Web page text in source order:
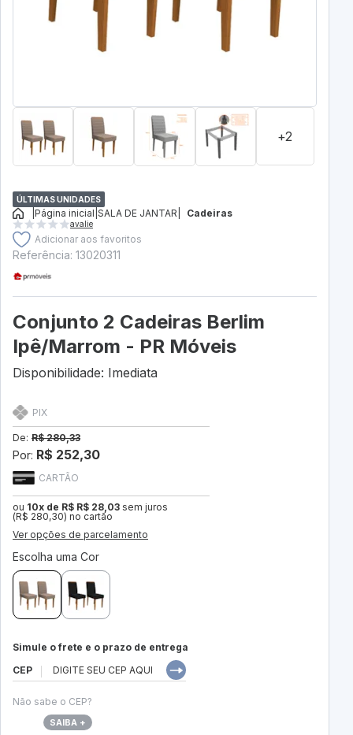
+2
ÚLTIMAS UNIDADES
Página inicial SALA DE JANTAR Cadeiras
avalie
Adicionar aos favoritos
Referência: 13020311
Conjunto 2 Cadeiras Berlim
Ipê/Marrom - PR Móveis
Disponibilidade: Imediata
CARTÃO
ou 10x de R$ R$ 28,03 sem juros
(R$ 280,30) no cartão
Ver opções de parcelamento
PIX
De: R$ 280,33
Por: R$ 252,30
Escolha uma Cor
Simule o frete e o prazo de entrega
CEP
Não sabe o CEP?
SAIBA +